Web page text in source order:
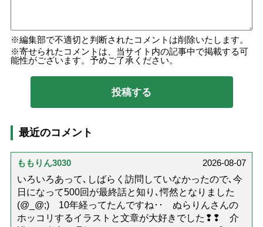
編集部で不適切と判断されたコメントは削除いたします。
寄せられたコメントは、当サイト内の記事中で掲載する可
能性がございます。予めご了承ください。
最近のコメント
ももりん3030
2026-08-07
いろいろあって､しばらく訪問していなかったので､今
日になって500回が最終話と知り､愕然となりました
(@_@;) 10年経ってたんですね･･ ぬらりんさんの
ホッコリするイラストと文章が大好きでした❢❢ 介